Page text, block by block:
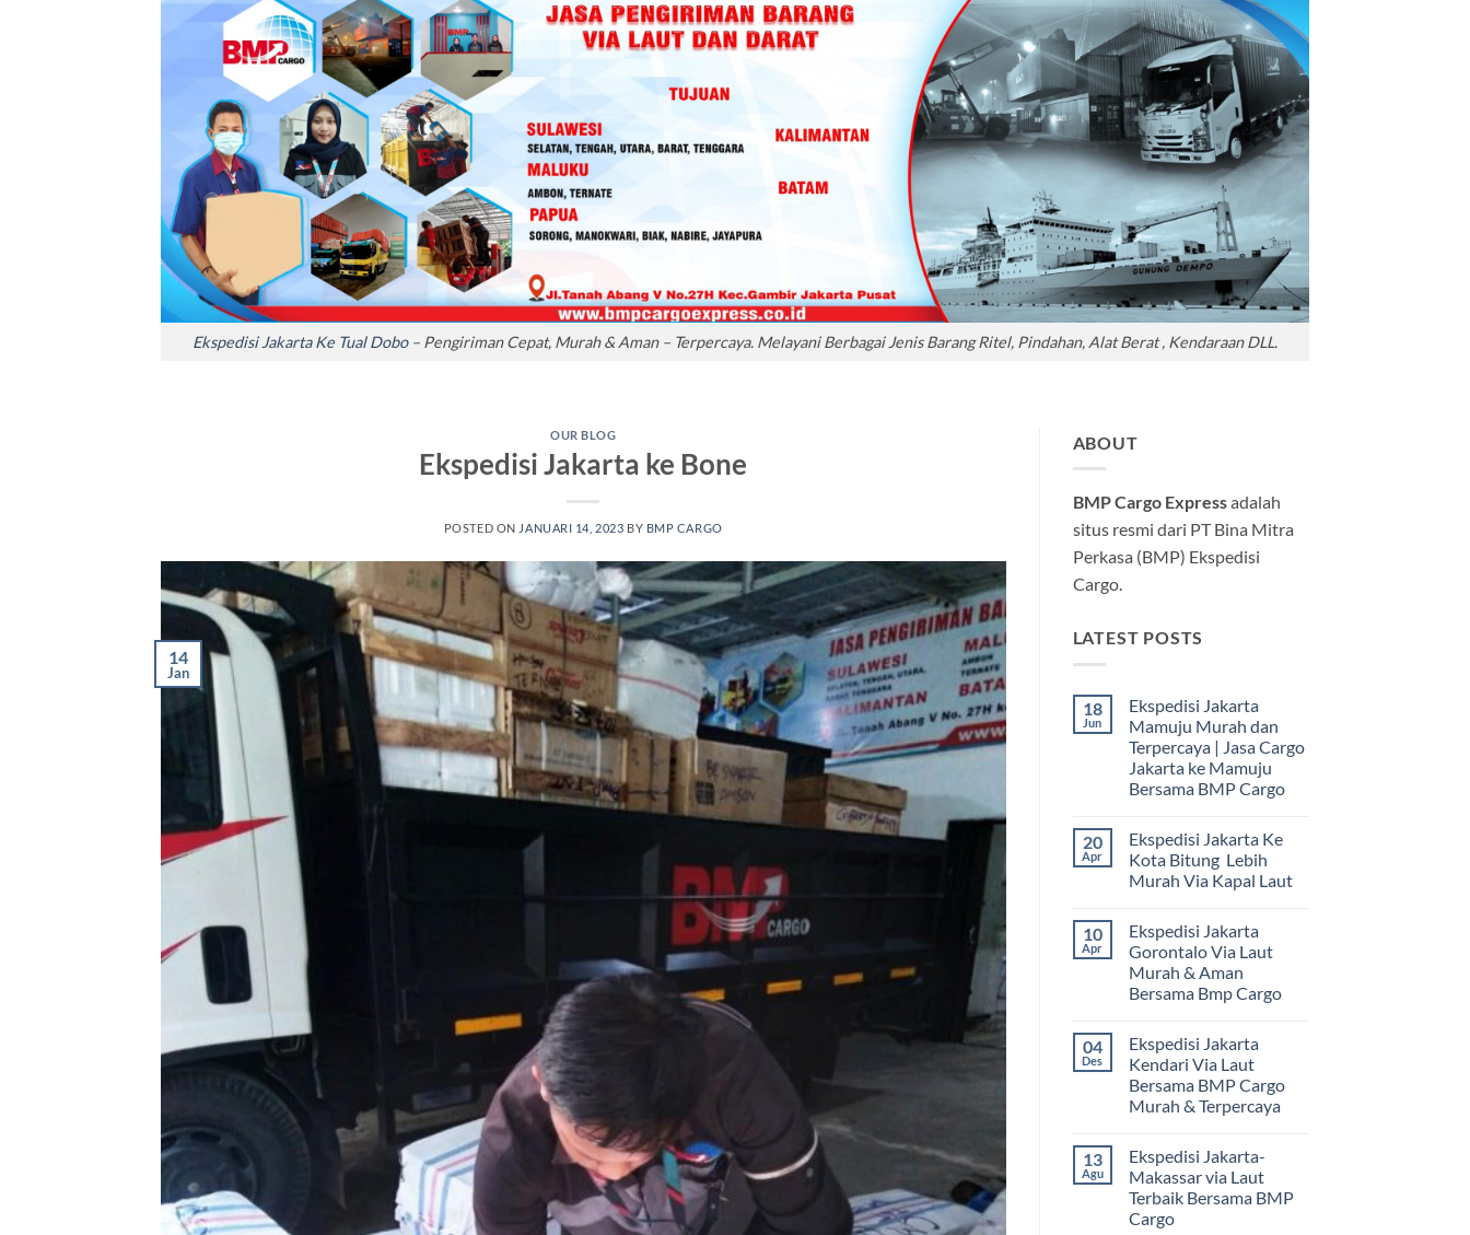
Ekspedisi Jakarta Ke Tual Dobo– Pengiriman Cepat, Murah & Aman – Terpercaya. Melayani Berbagai Jenis Barang Ritel, Pindahan, Alat Berat , Kendaraan DLL.
OUR BLOG
Ekspedisi Jakarta ke Bone
POSTED ON JANUARI 14, 2023 BY BMP CARGO
14
Jan
ABOUT
BMP Cargo Expressadalah
situs resmi dari PT Bina Mitra
Perkasa (BMP) Ekspedisi
Cargo.
LATEST POSTS
18
Jun
Ekspedisi Jakarta
Mamuju Murah dan
Terpercaya | Jasa Cargo
Jakarta ke Mamuju
Bersama BMP Cargo
komentar
pada
Ekspedisi
Jakarta
dan
Terpercaya
|
Jasa
Cargo
Jakarta
Bersama
BMP
Cargo
20
Apr
Ekspedisi Jakarta Ke
Kota Bitung Lebih
Murah Via Kapal Laut
komentar
pada
Ekspedisi
Jakarta
Ke
Kota
Murah
Via
Kapal
Laut
10
Apr
Ekspedisi Jakarta
Gorontalo Via Laut
Murah & Aman
Bersama Bmp Cargo
komentar
pada
Ekspedisi
Jakarta
Gorontalo
Via
&
Aman
Bersama
Bmp
Cargo
04
Des
Ekspedisi Jakarta
Kendari Via Laut
Bersama BMP Cargo
Murah & Terpercaya
komentar
pada
Ekspedisi
Jakarta
Kendari
Via
13
Agu
Ekspedisi Jakarta-
Makassar via Laut
Terbaik Bersama BMP
Cargo